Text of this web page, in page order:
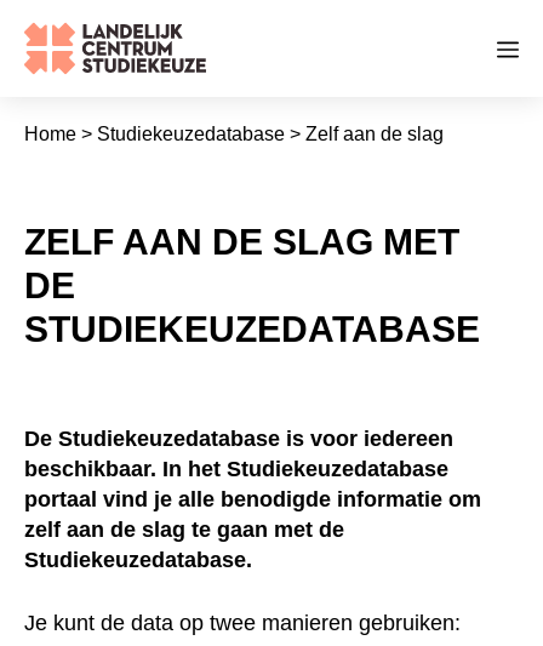
naar
Home>Studiekeuzedatabase>Zelf aan de slag
ZELF AAN DE SLAG MET
DE
STUDIEKEUZEDATABASE
De Studiekeuzedatabase is voor iedereen
beschikbaar. In het Studiekeuzedatabase portaal
vind je alle benodigde informatie om zelf aan de
slag te gaan met de Studiekeuzedatabase.